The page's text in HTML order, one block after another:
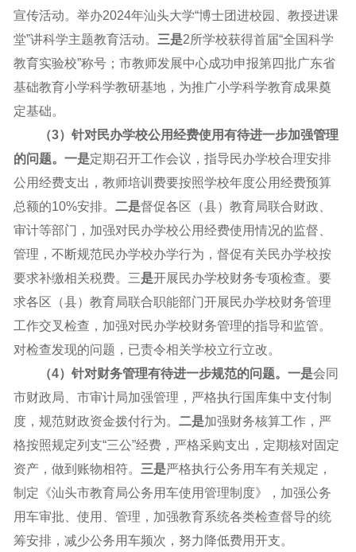
宣传活动。举办2024年汕头大学“博士团进校园、教授进课
堂”讲科学主题教育活动。 三是2所学校获得首届“全国科学
教育实验校”称号；市教师发展中心成功申报第四批广东省
基础教育小学科学教研基地，为推广小学科学教育成果奠
定基础。
（3）针对民办学校公用经费使用有待进一步加强管理
的问题。一是定期召开工作会议，指导民办学校合理安排
公用经费支出，教师培训费要按照学校年度公用经费预算
总额的10%安排。 二是督促各区（县）教育局联合财政、
审计等部门，加强对民办学校公用经费使用情况的监督、
管理，不断规范民办学校办学行为，督促有关民办学校按
要求补缴相关税费。三是开展民办学校财务专项检查。要
求各区（县）教育局联合职能部门开展民办学校财务管理
工作交叉检查，加强对民办学校财务管理的指导和监管。
对检查发现的问题，已责令相关学校立行立改。
（4）针对财务管理有待进一步规范的问题。一是会同
市财政局、市审计局加强管理，严格执行国库集中支付制
度，规范财政资金拨付行为。 二是加强财务核算工作，严
格按照规定列支“三公”经费，严格采购支出，定期核对固定
资产，做到账物相符。 三是严格执行公务用车有关规定，
制定《汕头市教育局公务用车使用管理制度》，加强公务
用车审批、使用、管理，加强教育系统各类检查督导的统
筹安排，减少公务用车频次，努力降低费用开支。